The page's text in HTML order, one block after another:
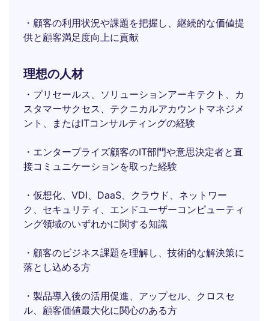
・顧客の利用状況や課題を把握し、継続的な価値提
供と顧客満足度向上に貢献
理想の人材
・プリセールス、ソリューションアーキテクト、カ
スタマーサクセス、テクニカルアカウントマネジメ
ント、またはITコンサルティングの経験
・エンタープライズ顧客のIT部門や意思決定者と直
接コミュニケーションを取った経験
・仮想化、VDI、DaaS、クラウド、ネットワー
ク、セキュリティ、エンドユーザーコンピューティ
ング領域のいずれかに関する知識
・顧客のビジネス課題を理解し、技術的な解決策に
落とし込める方
・製品導入後の活用促進、アップセル、クロスセ
ル、顧客価値最大化に関心のある方